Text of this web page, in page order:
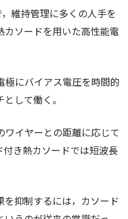
維持管理に多くの人手を
ソードを用いた高性能電
にバイアス電圧を時間的
して働く。
イヤーとの距離に応じて
き熱カソードでは短波長
抑制するには，カソード